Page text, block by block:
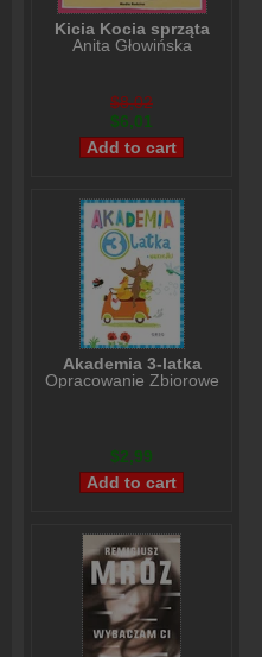
Kicia Kocia sprząta
Anita Głowińska
$8,02
$6,01
Akademia 3-latka
Opracowanie Zbiorowe
$2,99